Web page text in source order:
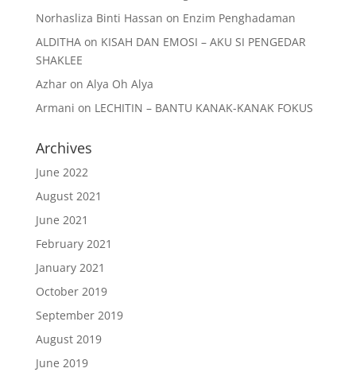
Norhasliza Binti Hassan on Enzim Penghadaman
ALDITHAon KISAH DAN EMOSI – AKU SI PENGEDAR
SHAKLEE
Azharon Alya Oh Alya
Armani on LECHITIN – BANTU KANAK-KANAK FOKUS
Archives
June 2022
August 2021
June 2021
February 2021
January 2021
October 2019
September 2019
August 2019
June 2019